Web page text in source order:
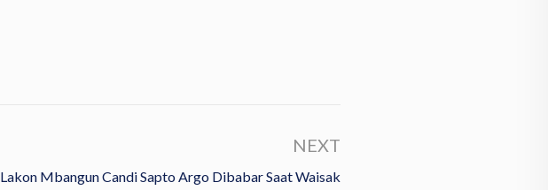
NEXT
Lakon Mbangun Candi Sapto Argo Dibabar Saat Waisak